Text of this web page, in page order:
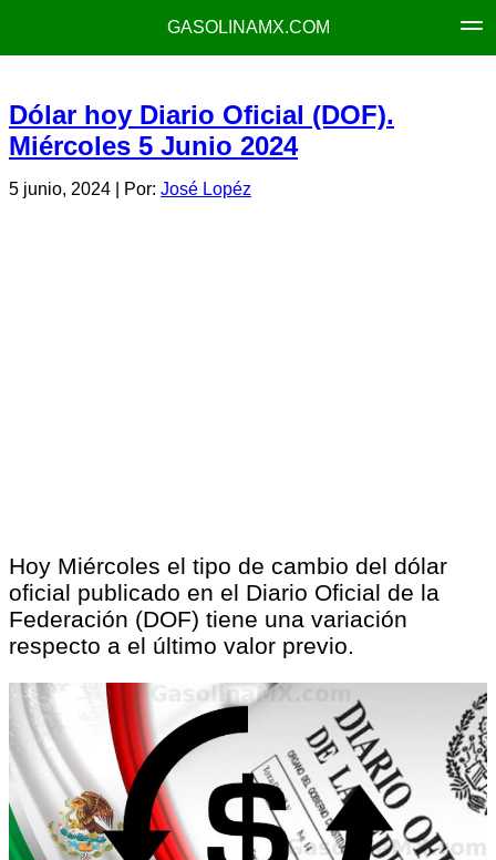
GASOLINAMX.COM
Dólar hoy Diario Oficial (DOF).
Miércoles 5 Junio 2024
5 junio, 2024 | Por: José Lopéz
Hoy Miércoles el tipo de cambio del dólar
oficial publicado en el Diario Oficial de la
Federación (DOF) tiene una variación
respecto a el último valor previo.